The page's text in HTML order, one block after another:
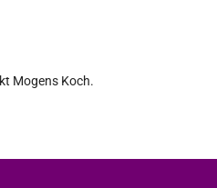
Mogens Koch.